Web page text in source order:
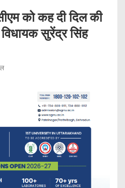
को कह दी दिल की
सुरेंद्र सिंह